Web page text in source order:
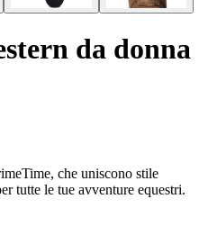
da donna
che uniscono stile
tutte le tue avventure equestri.